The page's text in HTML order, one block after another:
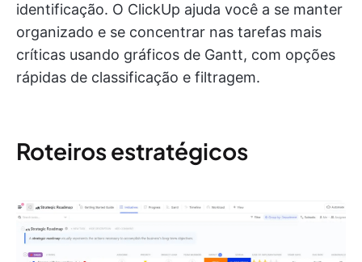
identificação. O ClickUp ajuda você a se manter
organizado e se concentrar nas tarefas mais
críticas usando gráficos de Gantt, com opções
rápidas de classificação e filtragem.
Roteiros estratégicos